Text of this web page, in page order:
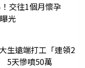
交往1個月懷孕
光
生遠端打工「連領2
5天慘噴50萬